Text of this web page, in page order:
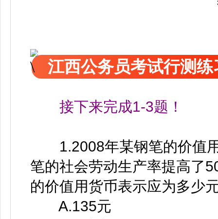
江西公务员考试行测练
接下来完成1-3题！
1.2008年某钢笔的价值用
笔的社会劳动生产率提高了
的价值用货币表示应为多少
A.135元